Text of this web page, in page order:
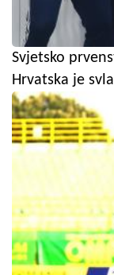
Svjetsko
Hrvatska je